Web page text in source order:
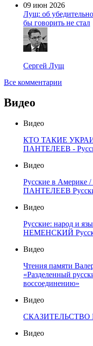
09 июн 2026
Лущ: об
бы говорить не стал
Сергей Лущ
Все комментарии
Видео
Видео
КТО ТАКИЕ
ПАНТЕЛЕЕВ -
Видео
Русские в
ПАНТЕЛЕЕВ
Видео
Русские: народ и
НЕМЕНСКИЙ
Видео
Чтения памяти
«Разделенный
воссоединению»
Видео
СКАЗИТЕЛЬСТВО
Видео